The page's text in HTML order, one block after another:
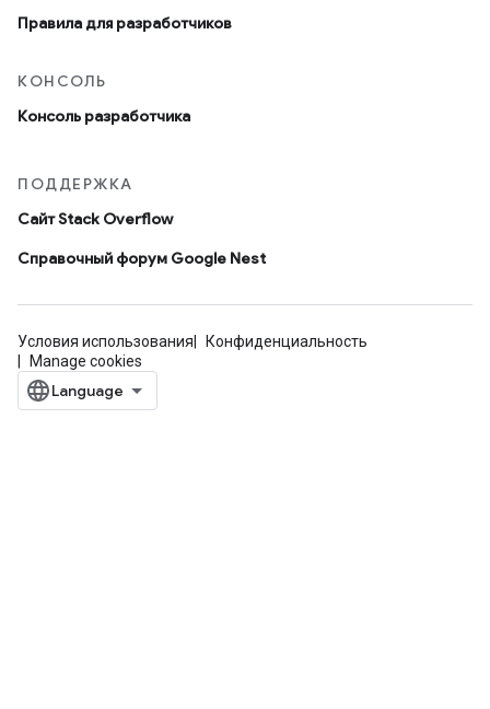
Правила для разработчиков
КОНСОЛЬ
Консоль разработчика
ПОДДЕРЖКА
Сайт Stack Overflow
Справочный форум Google Nest
Условия использования
Конфиденциальность
Manage cookies